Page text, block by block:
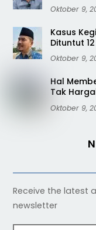
Oktober 9,
Kasus
Dituntut
Oktober 9,
Hal
Tak
Oktober 9,
Receive the latest
newsletter